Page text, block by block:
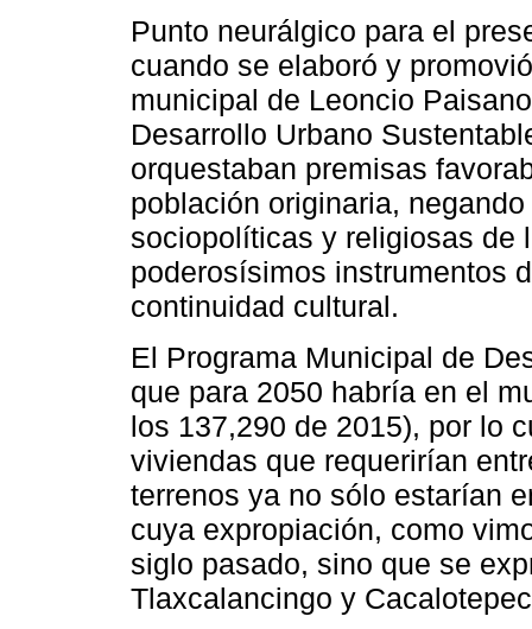
Punto neurálgico para el
cuando se elaboró y
municipal de Leoncio
Desarrollo Urbano
orquestaban premisas
población originaria,
sociopolíticas y religiosas de
poderosísimos instrumentos
continuidad cultural.
El Programa Municipal de
que para 2050 habría en el
los 137,290 de 2015), por lo
viviendas que requerirían
terrenos ya no sólo estarían
cuya expropiación, como
siglo pasado, sino que se
Tlaxcalancingo y